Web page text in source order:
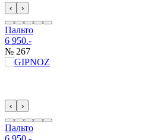
‹ ›
Пальто
6 950.-
№ 267
‹ ›
Пальто